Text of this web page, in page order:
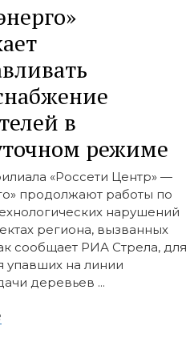
в
режиме
«Россети Центр» —
продолжают работы по
нарушений
региона, вызванных
сообщает РИА Стрела, для
упавших на линии
деревьев ...